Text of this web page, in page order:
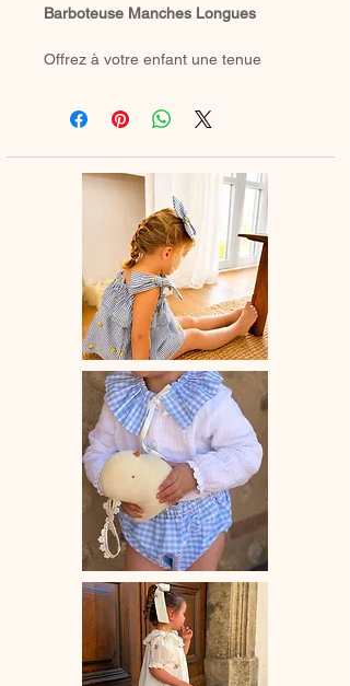
Barboteuse Manches Longues
Offrez à votre enfant une tenue
confectionnée à la main. Son joli col
apporte une touche raffinée, idéale
pour les saisons froides.
Pratique au quotidien, elle est
équipée deboutons-pression à
l’entrejambe, sélectionnés selon vos
préférences, pour faciliter l’habillage.
Parfaite pour l’automne et l’hiver,
cette barboteuse se porte
merveilleusement bien avec
chaussettes hautesoude petits
collants, pour un look à la fois
confortable et délicat.
Chaque col brodé est réalisé à partir
dentelle soigneusement
. Les motifs peuvent varier
selon les disponibilités de nos
fournisseurs, rendant chaque pièce
unique.
Caractéristiques
Barboteuseentièrement faite main
Col volanté ou sans col